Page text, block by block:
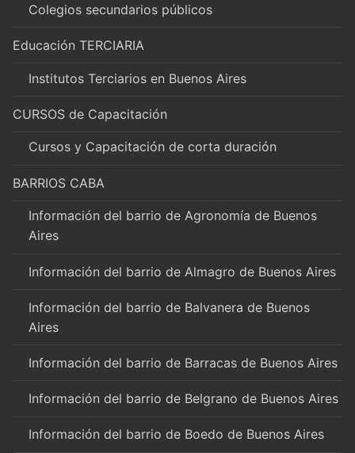
Colegios secundarios públicos
Educación TERCIARIA
Institutos Terciarios en Buenos Aires
CURSOS de Capacitación
Cursos y Capacitación de corta duración
BARRIOS CABA
Información del barrio de Agronomía de Buenos
Aires
Información del barrio de Almagro de Buenos Aires
Información del barrio de Balvanera de Buenos
Aires
Información del barrio de Barracas de Buenos Aires
Información del barrio de Belgrano de Buenos Aires
Información del barrio de Boedo de Buenos Aires